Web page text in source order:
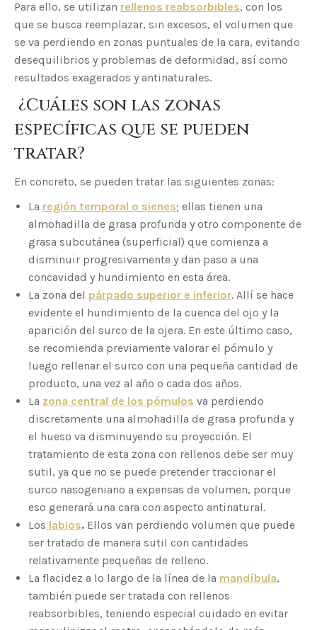
Para ello, se utilizan rellenos reabsorbibles, con los
que se busca reemplazar, sin excesos, el volumen que
se va perdiendo en zonas puntuales de la cara, evitando
desequilibrios y problemas de deformidad, así como
resultados exagerados y antinaturales.
¿Cuáles son las zonas
específicas que se pueden
tratar?
En concreto, se pueden tratar las siguientes zonas:
La región temporal o sienes; ellas tienen una
almohadilla de grasa profunda y otro componente de
grasa subcutánea (superficial) que comienza a
disminuir progresivamente y dan paso a una
concavidad y hundimiento en esta área.
La zona del párpado superior e inferior. Allí se hace
evidente el hundimiento de la cuenca del ojo y la
aparición del surco de la ojera. En este último caso,
se recomienda previamente valorar el pómulo y
luego rellenar el surco con una pequeña cantidad de
producto, una vez al año o cada dos años.
La zona central de los pómulos va perdiendo
discretamente una almohadilla de grasa profunda y
el hueso va disminuyendo su proyección. El
tratamiento de esta zona con rellenos debe ser muy
sutil, ya que no se puede pretender traccionar el
surco nasogeniano a expensas de volumen, porque
eso generará una cara con aspecto antinatural.
Los labios. Ellos van perdiendo volumen que puede
ser tratado de manera sutil con cantidades
relativamente pequeñas de relleno.
La flacidez a lo largo de la línea de la mandíbula,
también puede ser tratada con rellenos
reabsorbibles, teniendo especial cuidado en evitar